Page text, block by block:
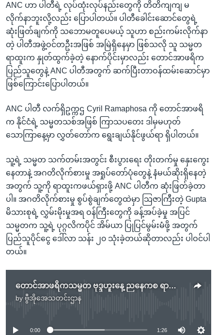
ANC ဟာ ပါတီရဲ့ လုပ်ထုံးလုပ်နည်းတွေကို တိတိကျကျ မ
လိုက်နာဘူးလို့လည်း ပြောပါတယ်။ ပါတီခေါင်းဆောင်တွေရဲ့
ဆုံးဖြတ်ချက်ကို သဘောမတူပေမယ့် သူဟာ စည်းကမ်းလိုက်နာ
တဲ့ ပါတီအဖွဲ့ဝင်တဦးအဖြစ် အမြဲရှိနေမှာ ဖြစ်သလို သူ သမ္မတ
ရာထူးက နှုတ်ထွက်ခဲ့တဲ့ နောက်ပိုင်းမှာလည်း တောင်အာဖရိက
ပြည်သူတွေနဲ့ ANC ပါတီအတွက် ဆက်ပြီးတာဝန်ထမ်းဆောင်မှာ
ဖြစ်ကြောင်းပြောပါတယ်။
ANC ပါတီ လက်ရှိဥက္ကဌ Cyril Ramaphosa ကို တောင်အာဖရိ
က နိုင်ငံရဲ့ သမ္မတသစ်အဖြစ် ကြာသပတေး ဒါမှမဟုတ်
သောကြာနေ့မှာ လွှတ်တော်က ရွေးချယ်နိုင်ဖွယ်ရာ ရှိပါတယ်။
သူ့ရဲ့ သမ္မတ သက်တမ်းအတွင်း စီးပွားရေး တိုးတက်မှု နှေးကွေး
နေတာနဲ့ အဂတိလိုက်စားမှု အရှုပ်တော်ပုံတွေနဲ့ နံမယ်ဆိုးရှိနေတဲ့
အတွက် သူ့ကို ရာထူးကဖယ်ရှားဖို့ ANC ပါတီက ဆုံးဖြတ်ခဲ့တာ
ပါ။ အဂတိလိုက်စားမှု စွပ်စွဲချက်တွေထဲမှာ သြဇာကြီးတဲ့ Gupta
မိသားစုရဲ့ လွှမ်းမိုးမှုအရ ဝန်ကြီးတွေကို ခန့်အပ်ခဲ့မှု အပြင်
သမ္မတက သူ့ရဲ့ ပုဂ္ဂလိကပိုင် အိမ်ယာ ပြုပြင်မွမ်းမံဖို့ အတွက်
ပြည်သူပိုင်ငွေ ဒေါ်လာ သန်း ၂၀ သုံးခဲ့တယ်ဆိုတာလည်း ပါဝင်ပါ
တယ်။
တောင်အာဖရိကသမ္မတ ဗုဒ္ဒဟူးနေ့ ညနေကစ ရာထူးနုတ်ထွက်
by ဗွီအိုအေသတင်းဌာန
No media source currently available
0:00 1:26